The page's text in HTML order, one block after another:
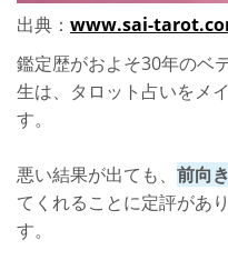
出典： www.sai-
鑑定歴がおよそ30年のベ
生は、タロット占いをメ
す。
悪い結果が出ても、 前向
てくれることに定評があ
す。